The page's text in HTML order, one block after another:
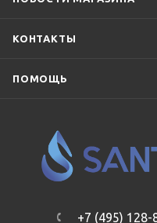
КОНТАКТЫ
ПОМОЩЬ
+7 (495) 128-